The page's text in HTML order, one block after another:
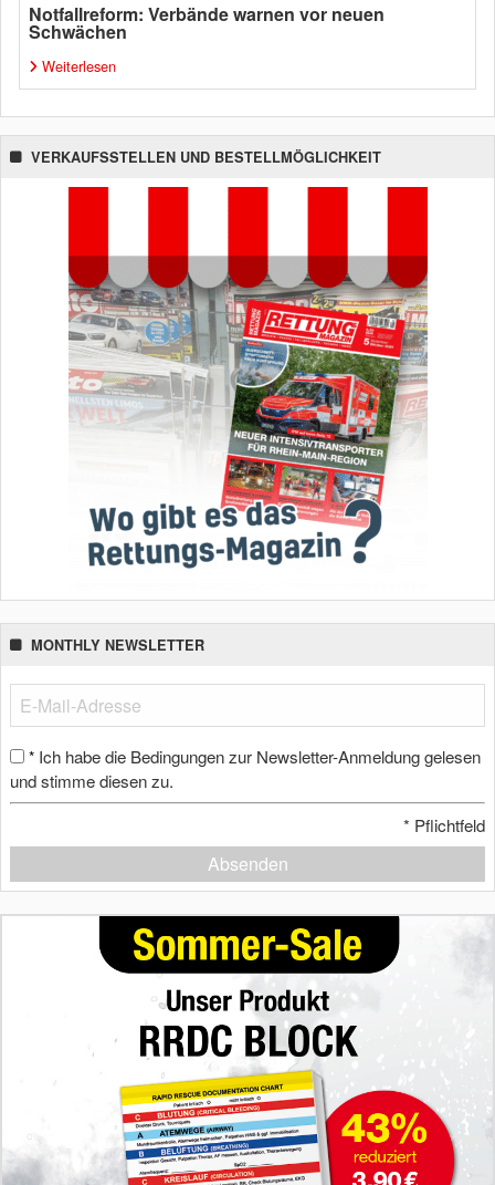
Notfallreform: Verbände warnen vor neuen
Schwächen
Weiterlesen
VERKAUFSSTELLEN UND BESTELLMÖGLICHKEIT
MONTHLY NEWSLETTER
* Ich habe die Bedingungen zur Newsletter-Anmeldung gelesen
und stimme diesen zu.
* Pflichtfeld
Absenden